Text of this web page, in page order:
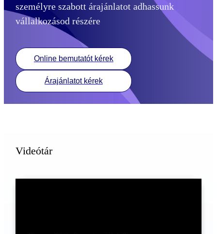
személyre szabott árajánlatot adhassunk
vállalkozásod részére
Online bemutatót kérek
Árajánlatot kérek
Videótár